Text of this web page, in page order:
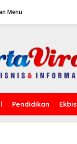
Menu
Pendidikan Ekbis